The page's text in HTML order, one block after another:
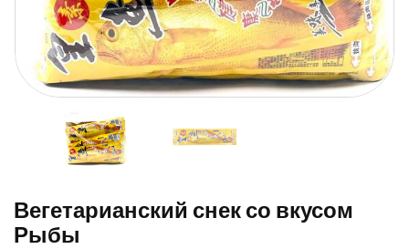
Вегетарианский снек со вкусом
Рыбы